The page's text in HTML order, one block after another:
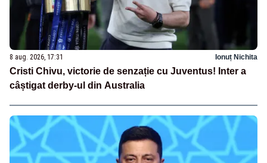
8 aug. 2026, 17:31 Ionuț Nichita
Cristi Chivu, victorie de senzație cu Juventus! Inter a
câștigat derby-ul din Australia